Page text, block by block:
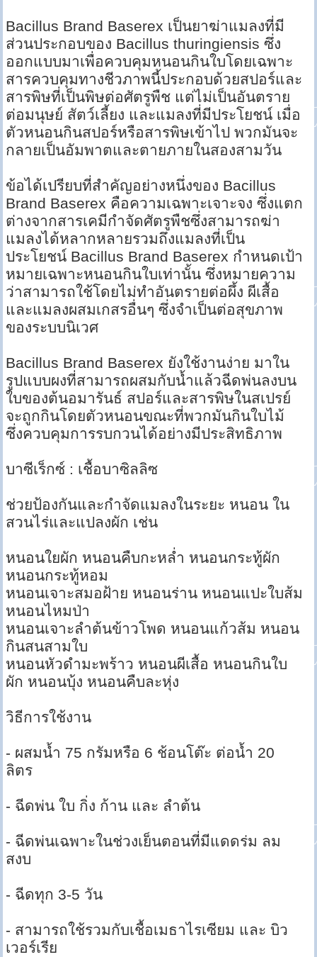
Bacillus Brand Baserex เป็นยาฆ่าแมลงที่มี
ส่วนประกอบของ Bacillus thuringiensis ซึ่ง
ออกแบบมาเพื่อควบคุมหนอนกินใบโดยเฉพาะ
สารควบคุมทางชีวภาพนี้ประกอบด้วยสปอร์และ
สารพิษที่เป็นพิษต่อศัตรูพืช แต่ไม่เป็นอันตราย
ต่อมนุษย์ สัตว์เลี้ยง และแมลงที่มีประโยชน์ เมื่อ
ตัวหนอนกินสปอร์หรือสารพิษเข้าไป พวกมันจะ
กลายเป็นอัมพาตและตายภายในสองสามวัน
ข้อได้เปรียบที่สำคัญอย่างหนึ่งของ Bacillus
Brand Baserex คือความเฉพาะเจาะจง ซึ่งแตก
ต่างจากสารเคมีกำจัดศัตรูพืชซึ่งสามารถฆ่า
แมลงได้หลากหลายรวมถึงแมลงที่เป็น
ประโยชน์ Bacillus Brand Baserex กำหนดเป้า
หมายเฉพาะหนอนกินใบเท่านั้น ซึ่งหมายความ
ว่าสามารถใช้โดยไม่ทำอันตรายต่อผึ้ง ผีเสื้อ
และแมลงผสมเกสรอื่นๆ ซึ่งจำเป็นต่อสุขภาพ
ของระบบนิเวศ
Bacillus Brand Baserex ยังใช้งานง่าย มาใน
รูปแบบผงที่สามารถผสมกับน้ำแล้วฉีดพ่นลงบน
ใบของต้นอมารันธ์ สปอร์และสารพิษในสเปรย์
จะถูกกินโดยตัวหนอนขณะที่พวกมันกินใบไม้
ซึ่งควบคุมการรบกวนได้อย่างมีประสิทธิภาพ
บาซีเร็กซ์ : เชื้อบาซิลลิซ
ช่วยป้องกันและกำจัดแมลงในระยะ หนอน ใน
สวนไร่และแปลงผัก เช่น
หนอนใยผัก หนอนคืบกะหล่ำ หนอนกระทู้ผัก
หนอนกระทู้หอม
หนอนเจาะสมอฝ้าย หนอนร่าน หนอนแปะใบส้ม
หนอนไหมป่า
หนอนเจาะลำต้นข้าวโพด หนอนแก้วส้ม หนอน
กินสนสามใบ
หนอนหัวดำมะพร้าว หนอนผีเสื้อ หนอนกินใบ
ผัก หนอนบุ้ง หนอนคืบละหุ่ง
วิธีการใช้งาน
- ผสมน้ำ 75 กรัมหรือ 6 ช้อนโต๊ะ ต่อน้ำ 20
ลิตร
- ฉีดพ่น ใบ กิ่ง ก้าน และ ลำต้น
- ฉีดพ่นเฉพาะในช่วงเย็นตอนที่มีแดดร่ม ลม
สงบ
- ฉีดทุก 3-5 วัน
- สามารถใช้รวมกับเชื้อเมธาไรเซียม และ บิว
เวอร์เรีย